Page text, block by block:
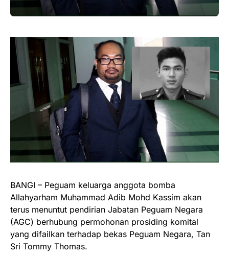
BANGI – Peguam keluarga anggota bomba
Allahyarham Muhammad Adib Mohd Kassim akan
terus menuntut pendirian Jabatan Peguam Negara
(AGC) berhubung permohonan prosiding komital
yang difailkan terhadap bekas Peguam Negara, Tan
Sri Tommy Thomas.